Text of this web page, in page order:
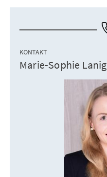
KONTAKT
Marie-Sophie Lanig